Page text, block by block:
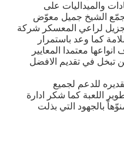
والميداليات على
الشيخ جميل معوّض
لراعي المعسكر شركة
كما وعد باستمرار
معتمدا المعايير
تبخل في تقديم الافضل
للدعم لجميع
اللعبة كما شكر ادارة
بالجهود التي بذلت